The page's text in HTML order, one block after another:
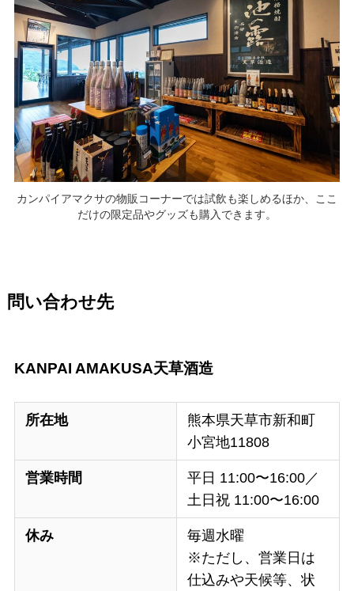
カンパイアマクサの物販コーナーでは試飲も楽しめるほか、ここ
だけの限定品やグッズも購入できます。
問い合わせ先
KANPAI AMAKUSA天草酒造
所在地
熊本県天草市新和町
小宮地11808
営業時間
平日 11:00〜16:00／
土日祝 11:00〜16:00
休み
毎週水曜
※ただし、営業日は
仕込みや天候等、状